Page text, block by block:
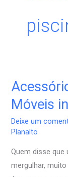
Móveis
Deixe um
Planalto
Quem disse que
mergulhar,
Acessórios
para
Piscinas
–
internos